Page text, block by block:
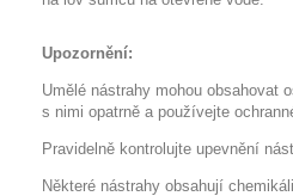
Upozornění:
Umělé nástrahy mohou obsahovat
s nimi opatrně a používejte
Pravidelně kontrolujte upevnění
Některé nástrahy obsahují